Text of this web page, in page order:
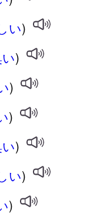
い)
)
)
)
)
い)
)